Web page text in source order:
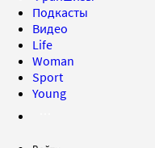
Подкасты
Видео
Life
Woman
Sport
Young